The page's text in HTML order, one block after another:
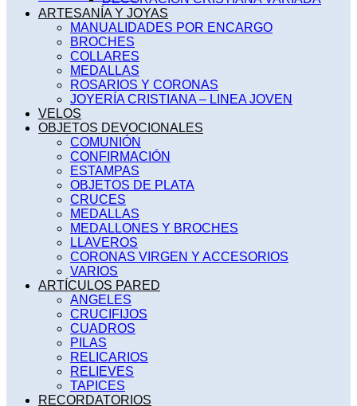
ARTESANÍA Y JOYAS
MANUALIDADES POR ENCARGO
BROCHES
COLLARES
MEDALLAS
ROSARIOS Y CORONAS
JOYERÍA CRISTIANA – LINEA JOVEN
VELOS
OBJETOS DEVOCIONALES
COMUNIÓN
CONFIRMACIÓN
ESTAMPAS
OBJETOS DE PLATA
CRUCES
MEDALLAS
MEDALLONES Y BROCHES
LLAVEROS
CORONAS VIRGEN Y ACCESORIOS
VARIOS
ARTÍCULOS PARED
ANGELES
CRUCIFIJOS
CUADROS
PILAS
RELICARIOS
RELIEVES
TAPICES
RECORDATORIOS